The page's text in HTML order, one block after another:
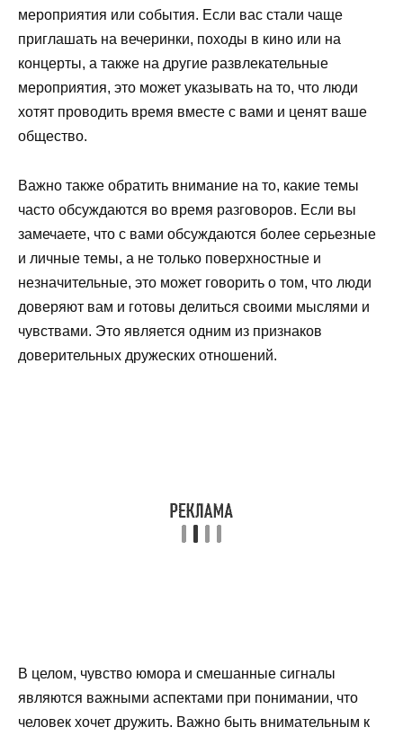
мероприятия или события. Если вас стали чаще
приглашать на вечеринки, походы в кино или на
концерты, а также на другие развлекательные
мероприятия, это может указывать на то, что люди
хотят проводить время вместе с вами и ценят ваше
общество.
Важно также обратить внимание на то, какие темы
часто обсуждаются во время разговоров. Если вы
замечаете, что с вами обсуждаются более серьезные
и личные темы, а не только поверхностные и
незначительные, это может говорить о том, что люди
доверяют вам и готовы делиться своими мыслями и
чувствами. Это является одним из признаков
доверительных дружеских отношений.
В целом, чувство юмора и смешанные сигналы
являются важными аспектами при понимании, что
человек хочет дружить. Важно быть внимательным к